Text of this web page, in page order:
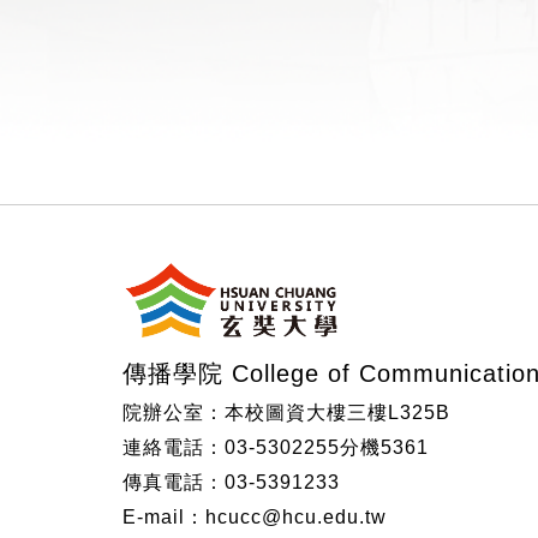
傳播學院 College of
院辦公室：本校圖資大樓三樓L325B
連絡電話：03-5302255分機5361
傳真電話：03-5391233
E-mail：hcucc@hcu.edu.tw